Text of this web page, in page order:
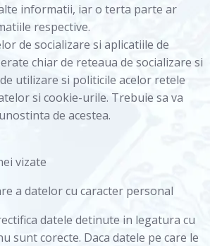
informatii, iar o terta parte ar
respective.
de socializare si aplicatiile de
chiar de reteaua de socializare si
utilizare si politicile acelor retele
si cookie-urile. Trebuie sa va
de acestea.
vizate
a datelor cu caracter personal
datele detinute in legatura cu
sunt corecte. Daca datele pe care le